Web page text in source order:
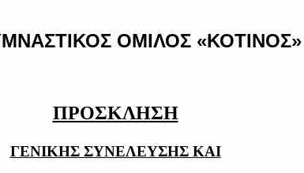
ΟΜΙΛΟΣ «ΚΟΤΙΝΟΣ»
ΠΡΟΣΚΛΗΣΗ
ΓΕΝΙΚΗΣ ΣΥΝΕΛΕΥΣΗΣ ΚΑΙ